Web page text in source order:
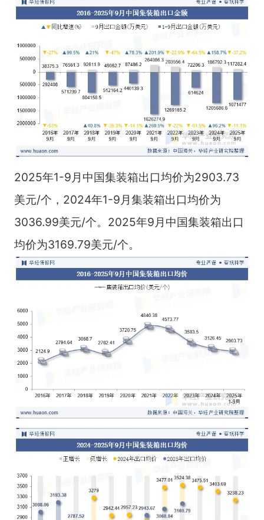
2025年1-9月中国集装箱出口均价为2903.73
美元/个，2024年1-9月集装箱出口均价为
3036.99美元/个。2025年9月中国集装箱出口
均价为3169.79美元/个。